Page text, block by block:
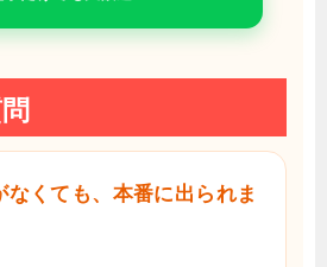
なくても、本番に出られま